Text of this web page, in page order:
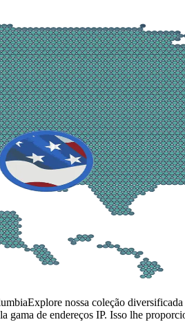
Explore nossa coleção
gama de endereços IP. Isso lhe